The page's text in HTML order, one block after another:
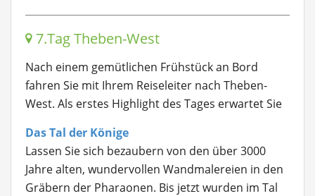
7.Tag Theben-West
Nach einem gemütlichen Frühstück an Bord
fahren Sie mit Ihrem Reiseleiter nach Theben-
West. Als erstes Highlight des Tages erwartet Sie
Das Tal der Könige
Lassen Sie sich bezaubern von den über 3000
Jahre alten, wundervollen Wandmalereien in den
Gräbern der Pharaonen. Bis jetzt wurden im Tal